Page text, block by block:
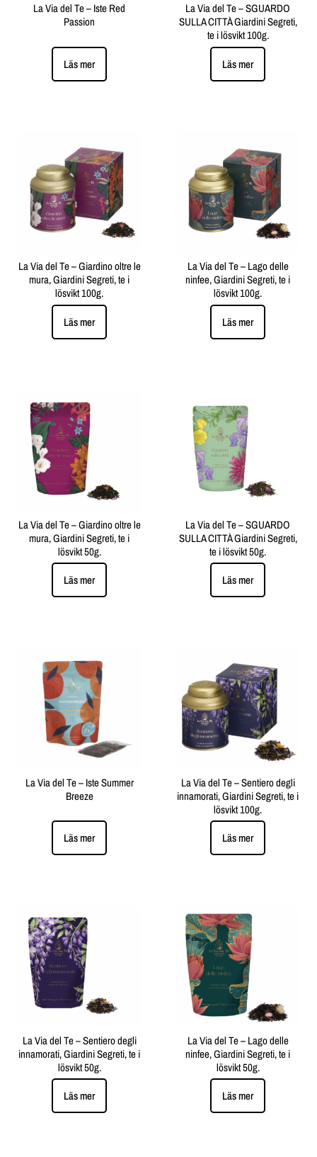
La Via del Te – Iste Red
Passion
Läs mer
La Via del Te – SGUARDO
SULLA CITTÀ Giardini Segreti,
te i lösvikt 100g.
Läs mer
La Via del Te – Giardino oltre le
mura, Giardini Segreti, te i
lösvikt 100g.
Läs mer
La Via del Te – Lago delle
ninfee, Giardini Segreti, te i
lösvikt 100g.
Läs mer
La Via del Te – Giardino oltre le
mura, Giardini Segreti, te i
lösvikt 50g.
Läs mer
La Via del Te – SGUARDO
SULLA CITTÀ Giardini Segreti,
te i lösvikt 50g.
Läs mer
La Via del Te – Iste Summer
Breeze
Läs mer
La Via del Te – Sentiero degli
innamorati, Giardini Segreti, te i
lösvikt 100g.
Läs mer
La Via del Te – Sentiero degli
innamorati, Giardini Segreti, te i
lösvikt 50g.
Läs mer
La Via del Te – Lago delle
ninfee, Giardini Segreti, te i
lösvikt 50g.
Läs mer